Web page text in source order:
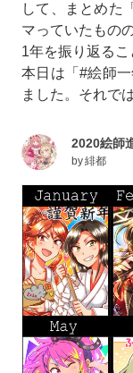
して、まとめた
マっていたもの
1年を振り返るこ
本日は「#絵師
ました。それで
2020絵師
by緋都